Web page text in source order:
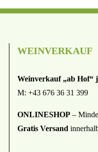
WEINVERKAUF
Weinverkauf „ab Hof“
M: +43 676 36 31 399
ONLINESHOP–
Gratis Versand